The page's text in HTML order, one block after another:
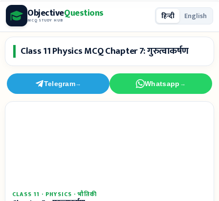
Skip
to
content
ObjectiveQuestions
MCQ STUDY HUB हिन्दी English
Class 11 Physics MCQ Chapter 7: गुरुत्वाकर्षण
Telegram→ Whatsapp →
CLASS 11 · PHYSICS · भौतिकी